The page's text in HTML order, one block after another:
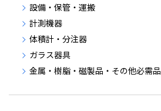
設備・保管・運搬
計測機器
体積計・分注器
ガラス器具
金属・樹脂・磁製品・その他必需品